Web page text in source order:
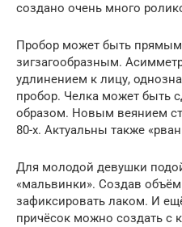
создано очень много
Пробор может быть
зигзагообразным.
удлинением к лицу,
пробор. Челка может быть
образом. Новым веянием
80-х. Актуальны также
Для молодой девушки
«мальвинки». Создав
зафиксировать лаком. И
причёсок можно создать с